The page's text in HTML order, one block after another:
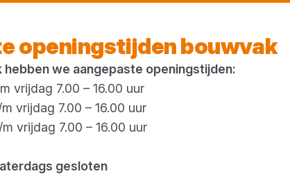
openingstijden bouwvak
hebben we aangepaste openingstijden:
vrijdag 7.00 – 16.00 uur
vrijdag 7.00 – 16.00 uur
vrijdag 7.00 – 16.00 uur
gesloten